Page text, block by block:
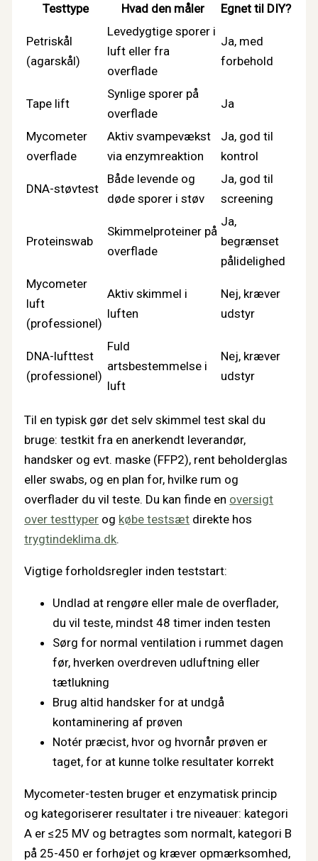
Testtype Hvad den måler Egnet til DIY?
Petriskål
(agarskål)
Levedygtige sporer i
luft eller fra
overflade
Ja, med
forbehold
Tape lift
Synlige sporer på
overflade
Ja
Mycometer
overflade
Aktiv svampevækst
via enzymreaktion
Ja, god til
kontrol
DNA-støvtest
Både levende og
døde sporer i støv
Ja, god til
screening
Proteinswab
Skimmelproteiner på
overflade
Ja,
begrænset
pålidelighed
Mycometer
luft
(professionel)
Aktiv skimmel i
luften
Nej, kræver
udstyr
DNA-lufttest
(professionel)
Fuld
artsbestemmelse i
luft
Nej, kræver
udstyr
Til en typisk gør det selv skimmel test skal du
bruge: testkit fra en anerkendt leverandør,
handsker og evt. maske (FFP2), rent beholderglas
eller swabs, og en plan for, hvilke rum og
overflader du vil teste. Du kan finde en oversigt
over testtyper og købe testsæt direkte hos
trygtindeklima.dk.
Vigtige forholdsregler inden teststart:
Undlad at rengøre eller male de overflader,
du vil teste, mindst 48 timer inden testen
Sørg for normal ventilation i rummet dagen
før, hverken overdreven udluftning eller
tætlukning
Brug altid handsker for at undgå
kontaminering af prøven
Notér præcist, hvor og hvornår prøven er
taget, for at kunne tolke resultater korrekt
Mycometer-testen bruger et enzymatisk princip
og kategoriserer resultater i tre niveauer: kategori
A er ≤25 MV og betragtes som normalt, kategori B
på 25-450 er forhøjet og kræver opmærksomhed,